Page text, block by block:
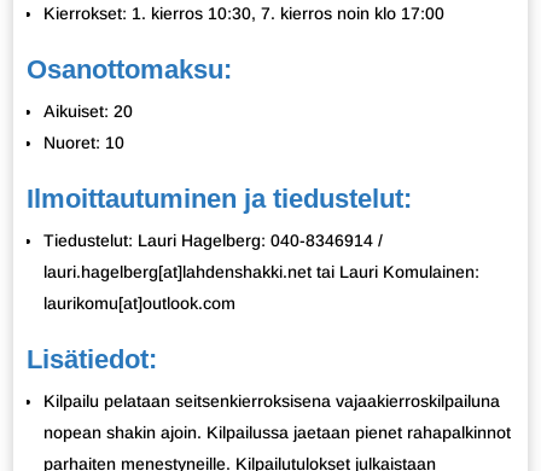
Kierrokset: 1. kierros 10:30, 7. kierros noin klo 17:00
Osanottomaksu:
Aikuiset: 20
Nuoret: 10
Ilmoittautuminen ja tiedustelut:
Tiedustelut: Lauri Hagelberg: 040-8346914 /
lauri.hagelberg[at]lahdenshakki.net tai Lauri Komulainen:
laurikomu[at]outlook.com
Lisätiedot:
Kilpailu pelataan seitsenkierroksisena vajaakierroskilpailuna
nopean shakin ajoin. Kilpailussa jaetaan pienet rahapalkinnot
parhaiten menestyneille. Kilpailutulokset julkaistaan